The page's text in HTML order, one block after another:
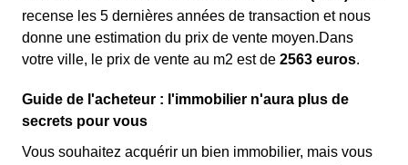
recense les 5 dernières années de transaction et nous
donne une estimation du prix de vente moyen.Dans
votre ville, le prix de vente au m2 est de 2563 euros.
Guide de l'acheteur : l'immobilier n'aura plus de
secrets pour vous
Vous souhaitez acquérir un bien immobilier, mais vous